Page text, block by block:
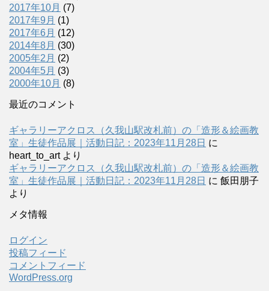
2017年10月 (7)
2017年9月 (1)
2017年6月 (12)
2014年8月 (30)
2005年2月 (2)
2004年5月 (3)
2000年10月 (8)
最近のコメント
ギャラリーアクロス（久我山駅改札前）の「造形＆絵画教
室」生徒作品展｜活動日記：2023年11月28日 に
heart_to_artより
ギャラリーアクロス（久我山駅改札前）の「造形＆絵画教
室」生徒作品展｜活動日記：2023年11月28日 に 飯田朋子
より
メタ情報
ログイン
投稿フィード
コメントフィード
WordPress.org